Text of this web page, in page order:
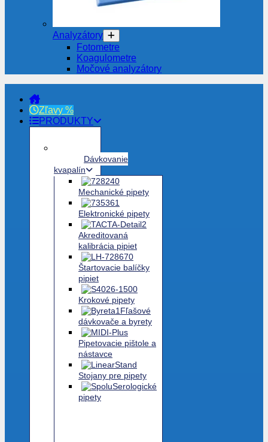
Analyzátory
Fotometre
Koagulometre
Močové analyzátory
Zľavy %
PRODUKTY
Dávkovanie
kvapalín
Mechanické pipety
Elektronické pipety
Akreditovaná
kalibrácia pipiet
Štartovacie balíčky
pipiet
Krokové pipety
Fľašové
dávkovače a byrety
Pipetovacie pištole a
nástavce
Stojany pre pipety
Serologické
pipety